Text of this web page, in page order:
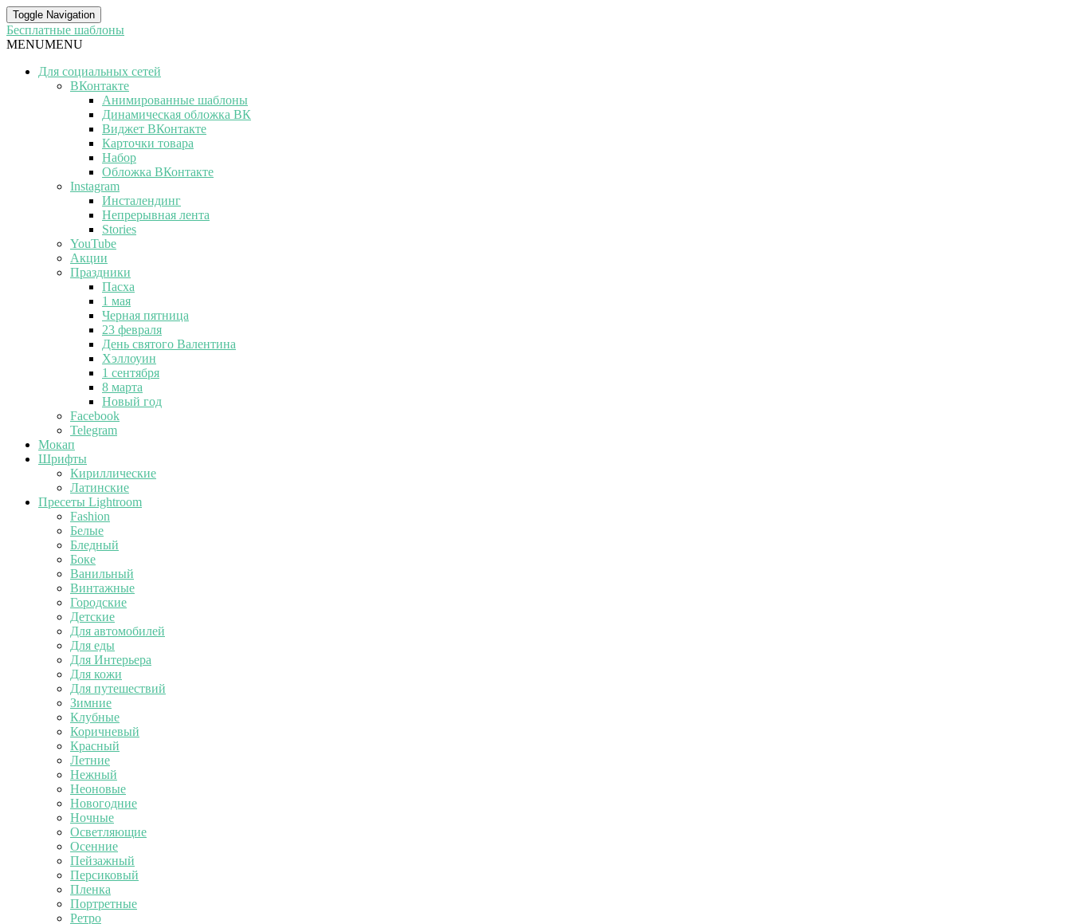
Toggle Navigation
Бесплатные шаблоны
MENUMENU
Для социальных сетей
ВКонтакте
Анимированные шаблоны
Динамическая обложка ВК
Виджет ВКонтакте
Карточки товара
Набор
Обложка ВКонтакте
Instagram
Инсталендинг
Непрерывная лента
Stories
YouTube
Акции
Праздники
Пасха
1 мая
Черная пятница
23 февраля
День святого Валентина
Хэллоуин
1 сентября
8 марта
Новый год
Facebook
Telegram
Мокап
Шрифты
Кириллические
Латинские
Пресеты Lightroom
Fashion
Белые
Бледный
Боке
Ванильный
Винтажные
Городские
Детские
Для автомобилей
Для еды
Для Интерьера
Для кожи
Для путешествий
Зимние
Клубные
Коричневый
Красный
Летние
Нежный
Неоновые
Новогодние
Ночные
Осветляющие
Осенние
Пейзажный
Персиковый
Пленка
Портретные
Ретро